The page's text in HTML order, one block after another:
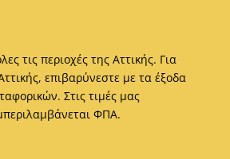
τις περιοχές της Αττικής. Για
επιβαρύνεστε με τα έξοδα
Στις τιμές μας
ΦΠΑ.